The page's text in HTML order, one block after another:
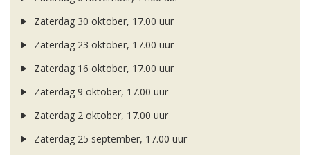
Zaterdag 30 oktober, 17.00 uur
Zaterdag 23 oktober, 17.00 uur
Zaterdag 16 oktober, 17.00 uur
Zaterdag 9 oktober, 17.00 uur
Zaterdag 2 oktober, 17.00 uur
Zaterdag 25 september, 17.00 uur